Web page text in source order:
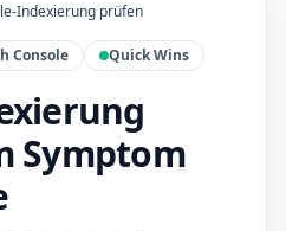
Indexierung prüfen
Console Quick Wins
Symptom